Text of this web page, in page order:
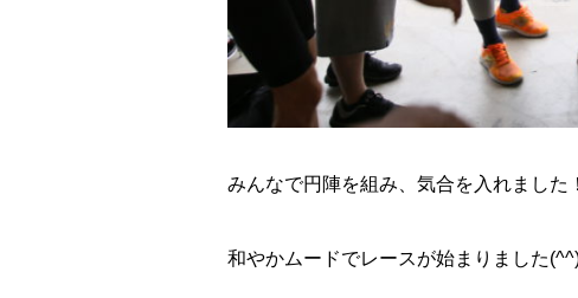
みんなで円陣を組み、気合を入れました
和やかムードでレースが始まりました